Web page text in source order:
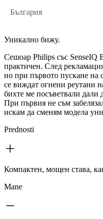
България
Уникално бижу.
Сешоар Philips със
практичен. След
но при първото пускане на
се виждат огнени реутани
бихте ме посъветвали дали
При първия не съм
искам да сменям модела
Prednosti
Компактен, мощен става,
Mane